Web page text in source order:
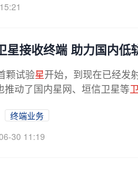
星接收终端 助力国内低
颗试验星开始，到现在已经发
推动了国内星网、垣信卫星等
终端业务
30 11:19